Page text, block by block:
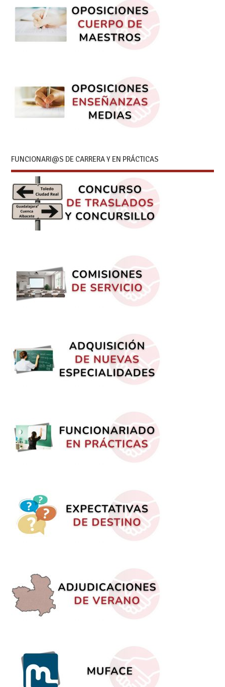
FUNCIONARI@S DE CARRERA Y EN PRÁCTICAS